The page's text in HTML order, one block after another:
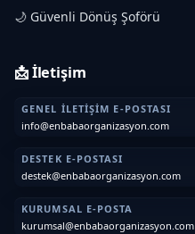
🌙 Güvenli Dönüş Şoförü
📩 İletişim
GENEL İLETIŞIM E-POSTASI
info@enbabaorganizasyon.com
DESTEK E-POSTASI
destek@enbabaorganizasyon.com
KURUMSAL E-POSTA
kurumsal@enbabaorganizasyon.com